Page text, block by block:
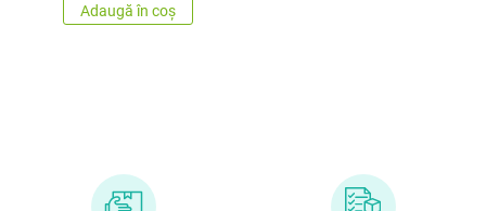
Adaugă în coș